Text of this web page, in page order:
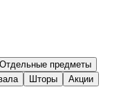
Отдельные предметы
Шторы Акции